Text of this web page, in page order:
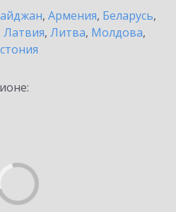
, Армения, Беларусь,
Латвия, Литва, Молдова,